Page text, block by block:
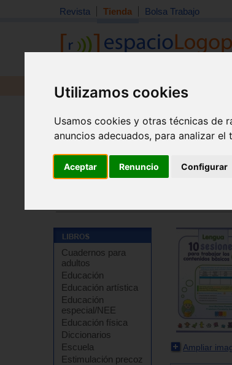
Utilizamos cookies
Usamos cookies y otras técnicas de
anuncios adecuados, para analizar
Aceptar Renuncio Configurar
Revista Tienda Bolsa Trabajo
Revista Libros Material
Cuadernos para
adultos
Educación
Educación artística
Educación
especial/NEE
Educación física
Diccionarios
Escuela
Estimulación precoz
Ampliar